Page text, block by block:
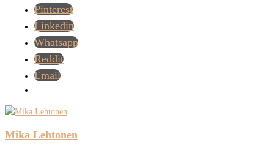
Pinterest
Linkedin
Whatsapp
Reddit
Email
Mika Lehtonen